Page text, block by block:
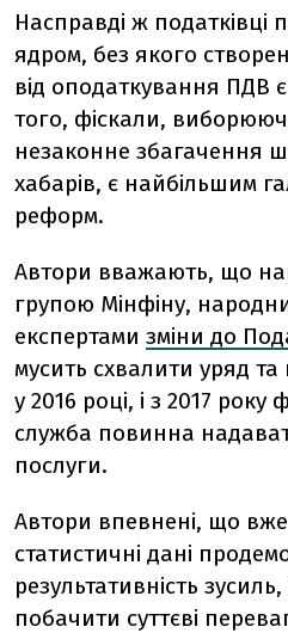
Насправді ж податківці
ядром, без якого
від оподаткування ПДВ
того, фіскали,
незаконне збагачення
хабарів, є найбільшим
реформ.
Автори вважають, що
групою Мінфіну,
експертами зміни до
мусить схвалити уряд
у 2016 році, і з 2017 року
служба повинна
послуги.
Автори впевнені, що вже
статистичні дані
результативність зусиль,
побачити суттєві